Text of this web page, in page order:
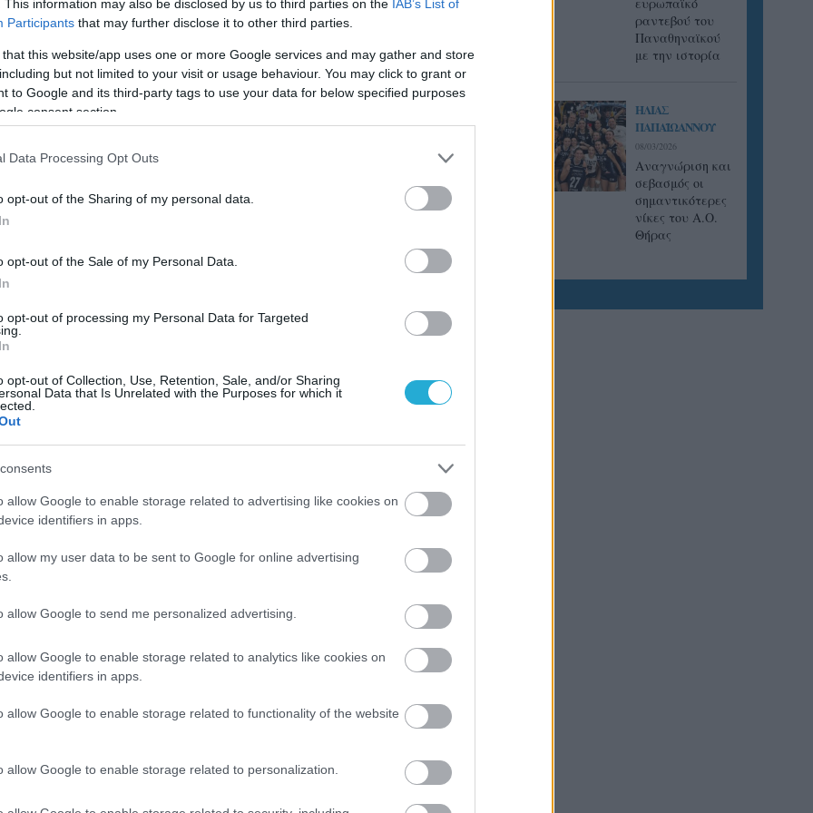
This information may also be disclosed by us to third parties on the IAB’s List of
Participants that may further disclose it to other third parties.
that this website/app uses one or more Google services and may gather and store
but not limited to your visit or usage behaviour. You may click to grant or
to Google and its third-party tags to use your data for below specified purposes
consent section.
Data Processing Opt Outs
opt-out of the Sharing of my personal data.
opt-out of the Sale of my Personal Data.
opt-out of processing my Personal Data for Targeted
opt-out of Collection, Use, Retention, Sale, and/or Sharing
Data that Is Unrelated with the Purposes for which it
allow Google to enable storage related to advertising like cookies on
identifiers in apps.
allow my user data to be sent to Google for online advertising
allow Google to send me personalized advertising.
allow Google to enable storage related to analytics like cookies on
identifiers in apps.
allow Google to enable storage related to functionality of the website
allow Google to enable storage related to personalization.
Την πρόκρισή της στα ημιτελικά του Ρίο πανηγύρισε η Ρωσία καθώς με το
ακάθεκτη για να προασπίσει το χρυσό που είχε κατακτήσει το 2012 στο
Λονδίνο.
Ώρα για ντέρμπι στο Ρίο
να παρακολουθήσουμε στην επόμενη φάση των Ολυμπιακών Αγώνων
καθώς στα νοκ-άουτ παιχνίδια ξεχωρίζουν το ΗΠΑ-Πολωνία και τοel
Clasico
ΟΛΥΜΠΙΑΚΟΙ ΑΓΩΝΕΣ 16/08/2016
Η Βραζιλία και ο Καναδάς ήταν οι κερδισμένοι του Α Ομίλου καθώς
επικράτησαν επί Γαλλίας και Ιταλίας αντίστοιχα κατά την τελευταία
αγωνιστική και εξασφάλισαν την πρόκρισή τους στην επόμενη φάση των
Ολυμπιακών Αγώνων.
DARK ROOM 14/08/2016
Η «πράσινη» Ρίτσι στο Ρίο για τα μάτια του Βερχοέφ !
ραντεβού του
Παναθηναϊκού
με την ιστορία
ΗΛΙΑΣ
ΠΑΠΑΪΩΑΝΝΟΥ
08/03/2026
Αναγνώριση και
σεβασμός οι
σημαντικότερες
νίκες του Α.Ο.
Θήρας